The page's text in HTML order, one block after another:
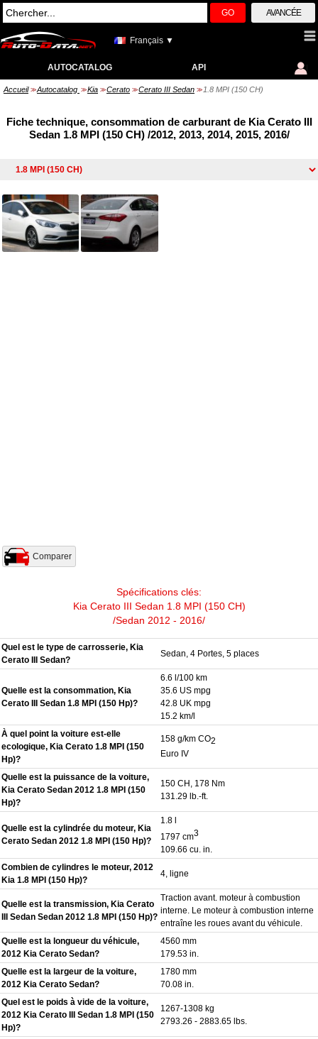
GO AVANCÉE
Français ▼
AUTOCATALOG API
Accueil >> Autocatalog >> Kia >> Cerato >> Cerato III Sedan >> 1.8 MPI (150 CH)
Fiche technique, consommation de carburant de Kia Cerato III
Sedan 1.8 MPI (150 CH) /2012, 2013, 2014, 2015, 2016/
Comparer
Spécifications clés:
Kia Cerato III Sedan 1.8 MPI (150 CH)
/Sedan 2012 - 2016/
Quel est le type de carrosserie, Kia
Cerato III Sedan?
Sedan, 4 Portes, 5 places
Quelle est la consommation, Kia
Cerato III Sedan 1.8 MPI (150 Hp)?
6.6 l/100 km
35.6 US mpg
42.8 UK mpg
15.2 km/l
À quel point la voiture est-elle
ecologique, Kia Cerato 1.8 MPI (150
Hp)?
158 g/km CO2
Euro IV
Quelle est la puissance de la voiture,
Kia Cerato Sedan 2012 1.8 MPI (150
Hp)?
150 CH, 178 Nm
131.29 lb.-ft.
Quelle est la cylindrée du moteur, Kia
Cerato Sedan 2012 1.8 MPI (150 Hp)?
1.8 l
1797 cm3
109.66 cu. in.
Combien de cylindres le moteur, 2012
Kia 1.8 MPI (150 Hp)?
4, ligne
Quelle est la transmission, Kia Cerato
III Sedan Sedan 2012 1.8 MPI (150 Hp)?
Traction avant. moteur à combustion
interne. Le moteur à combustion interne
entraîne les roues avant du véhicule.
Quelle est la longueur du véhicule,
2012 Kia Cerato Sedan?
4560 mm
179.53 in.
Quelle est la largeur de la voiture,
2012 Kia Cerato Sedan?
1780 mm
70.08 in.
Quel est le poids à vide de la voiture,
2012 Kia Cerato III Sedan 1.8 MPI (150
Hp)?
1267-1308 kg
2793.26 - 2883.65 lbs.